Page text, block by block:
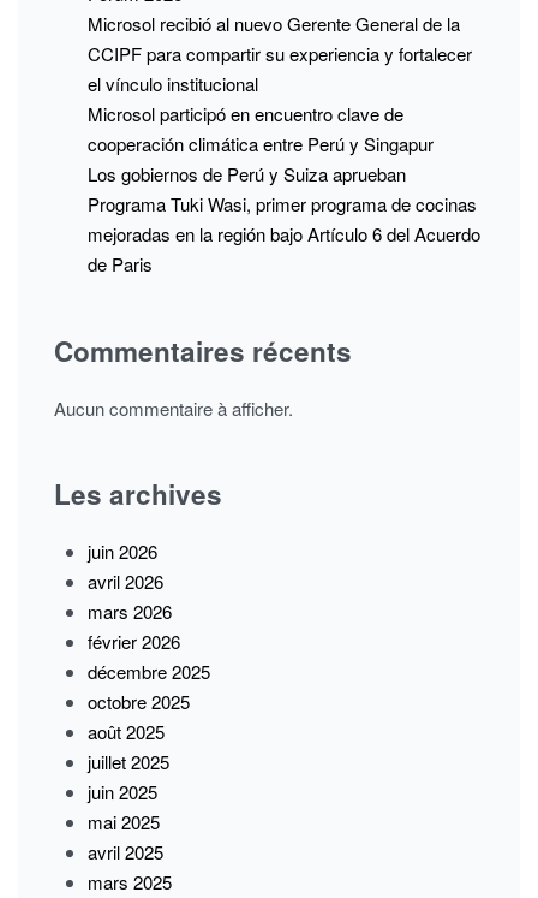
Microsol recibió al nuevo Gerente General de la
CCIPF para compartir su experiencia y fortalecer
el vínculo institucional
Microsol participó en encuentro clave de
cooperación climática entre Perú y Singapur
Los gobiernos de Perú y Suiza aprueban
Programa Tuki Wasi, primer programa de cocinas
mejoradas en la región bajo Artículo 6 del Acuerdo
de Paris
Commentaires récents
Aucun commentaire à afficher.
Les archives
juin 2026
avril 2026
mars 2026
février 2026
décembre 2025
octobre 2025
août 2025
juillet 2025
juin 2025
mai 2025
avril 2025
mars 2025